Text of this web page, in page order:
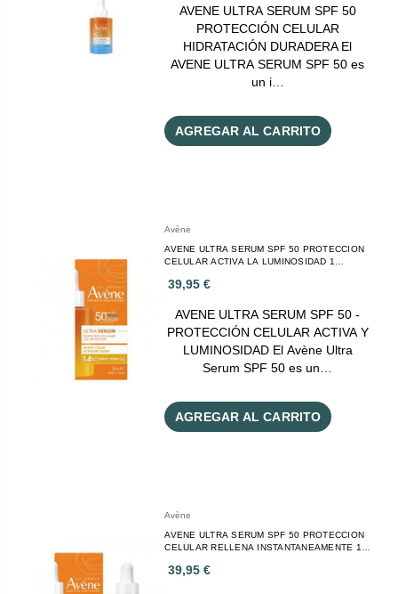
AVENE ULTRA SERUM SPF 50
PROTECCIÓN CELULAR
HIDRATACIÓN DURADERA El
AVENE ULTRA SERUM SPF 50 es
un i…
AGREGAR AL CARRITO
Avène
AVENE ULTRA SERUM SPF 50 PROTECCION
CELULAR ACTIVA LA LUMINOSIDAD 1
39,95 €
AVENE ULTRA SERUM SPF 50 -
PROTECCIÓN CELULAR ACTIVA Y
LUMINOSIDAD El Avène Ultra
Serum SPF 50 es un…
AGREGAR AL CARRITO
Avène
AVENE ULTRA SERUM SPF 50 PROTECCION
CELULAR RELLENA INSTANTANEAMENTE 1
39,95 €